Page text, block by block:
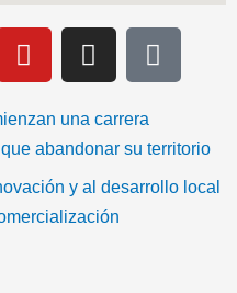
Y
o
t
u
b
I
n
t
a
g
a
I
c
-
e
una carrera
abandonar su territorio
y al desarrollo local